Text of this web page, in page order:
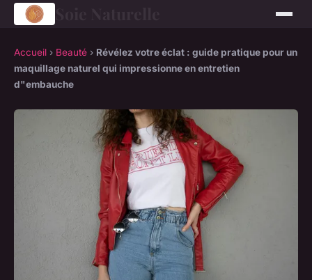
Accueil › Beauté › Révélez votre éclat : guide pratique pour un
maquillage naturel qui impressionne en entretien
d"embauche